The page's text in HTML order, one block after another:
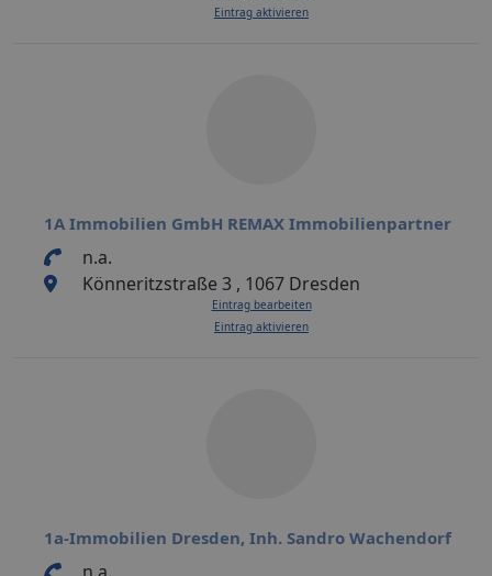
Eintrag aktivieren
1A Immobilien GmbH REMAX Immobilienpartner
n.a.
Könneritzstraße 3 , 1067 Dresden
Eintrag bearbeiten
Eintrag aktivieren
1a-Immobilien Dresden, Inh. Sandro Wachendorf